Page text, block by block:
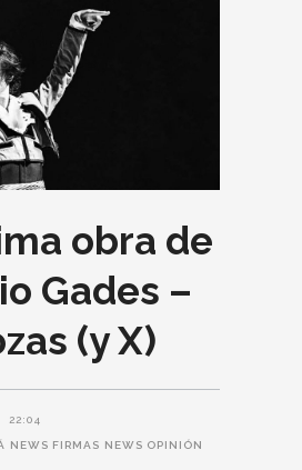
obra de
Gades –
(y X)
22:04
NEWS FIRMAS NEWS OPINIÓN